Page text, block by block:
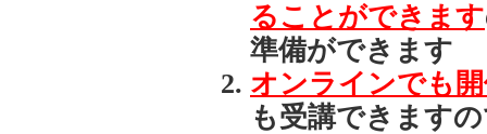
ることができます
準備ができます
オンラインでも
も受講できます